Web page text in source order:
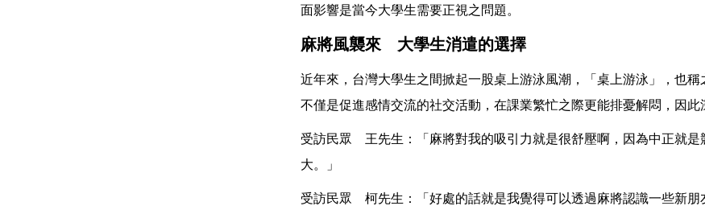
面影響是當今大學生需要正視之問題。
麻將風襲來 大學生消遣的選擇
近年來，台灣大學生之間掀起一股桌上游泳風潮，「桌上游泳」，也
不僅是促進感情交流的社交活動，在課業繁忙之際更能排憂解悶，因此
受訪民眾 王先生：「麻將對我的吸引力就是很舒壓啊，因為中正就是
大。」
受訪民眾 柯先生：「好處的話就是我覺得可以透過麻將認識一些新朋